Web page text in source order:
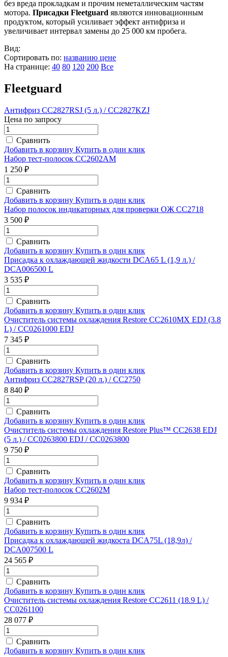
без вреда прокладкам и прочим неметаллическим частям
мотора. Присадки Fleetguard являются инновационным
продуктом, который усиливает эффект антифриза и
увеличивает интервал замены до 25 000 км пробега.
Вид:
Сортировать по: названию цене
На странице: 40 80 120 200 Все
Fleetguard
Антифриз CC2827RSJ (5 л.) / CC2827KZJ
Цена по запросу
Сравнить
Добавить в корзину Купить в один клик
Набор тест-полосок CC2602AM
1 250 ₽
Сравнить
Добавить в корзину Купить в один клик
Набор полосок индикаторных для проверки ОЖ CC2718
3 500 ₽
Сравнить
Добавить в корзину Купить в один клик
Присадка к охлаждающей жидкости DCA65 L (1,9 л.) /
DCA006500 L
3 535 ₽
Сравнить
Добавить в корзину Купить в один клик
Очиститель системы охлаждения Restore CC2610MX EDJ (3.8
L) / CC0261000 EDJ
7 345 ₽
Сравнить
Добавить в корзину Купить в один клик
Антифриз CC2827RSP (20 л.) / CC2750
8 840 ₽
Сравнить
Добавить в корзину Купить в один клик
Очиститель системы охлаждения Restore Plus™ CC2638 EDJ
(5 л.) / CC0263800 EDJ / CC0263800
9 750 ₽
Сравнить
Добавить в корзину Купить в один клик
Набор тест-полосок CC2602M
9 934 ₽
Сравнить
Добавить в корзину Купить в один клик
Присадка к охлаждающей жидкоста DCA75L (18,9л) /
DCA007500 L
24 565 ₽
Сравнить
Добавить в корзину Купить в один клик
Очиститель системы охлаждения Restore CC2611 (18.9 L) /
CC0261100
28 077 ₽
Сравнить
Добавить в корзину Купить в один клик